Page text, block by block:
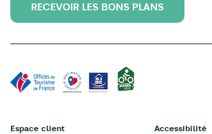
RECEVOIR LES BONS PLANS
Espace client Accessibilité